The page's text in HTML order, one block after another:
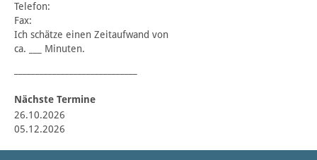
Telefon:
Fax:
Ich schätze einen Zeitaufwand von
ca. ___ Minuten.
Nächste Termine
26.10.2026
05.12.2026